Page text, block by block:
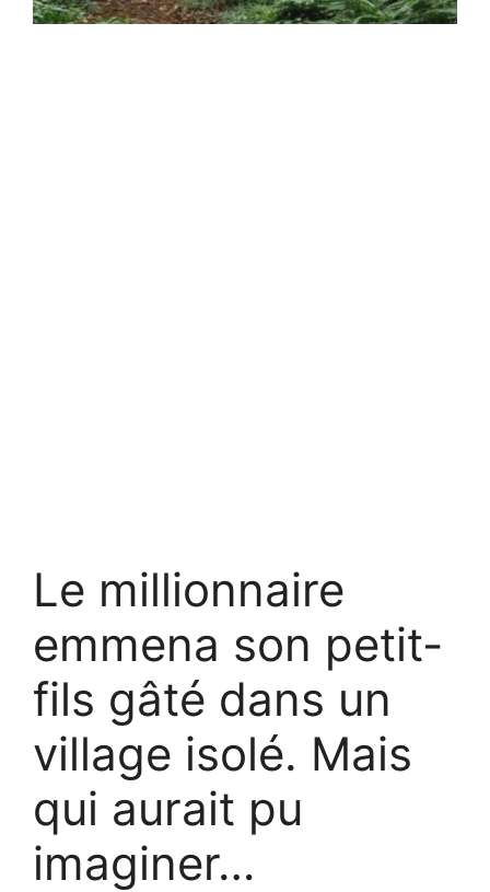
Le millionnaire
emmena son petit-
fils gâté dans un
village isolé. Mais
qui aurait pu
imaginer…